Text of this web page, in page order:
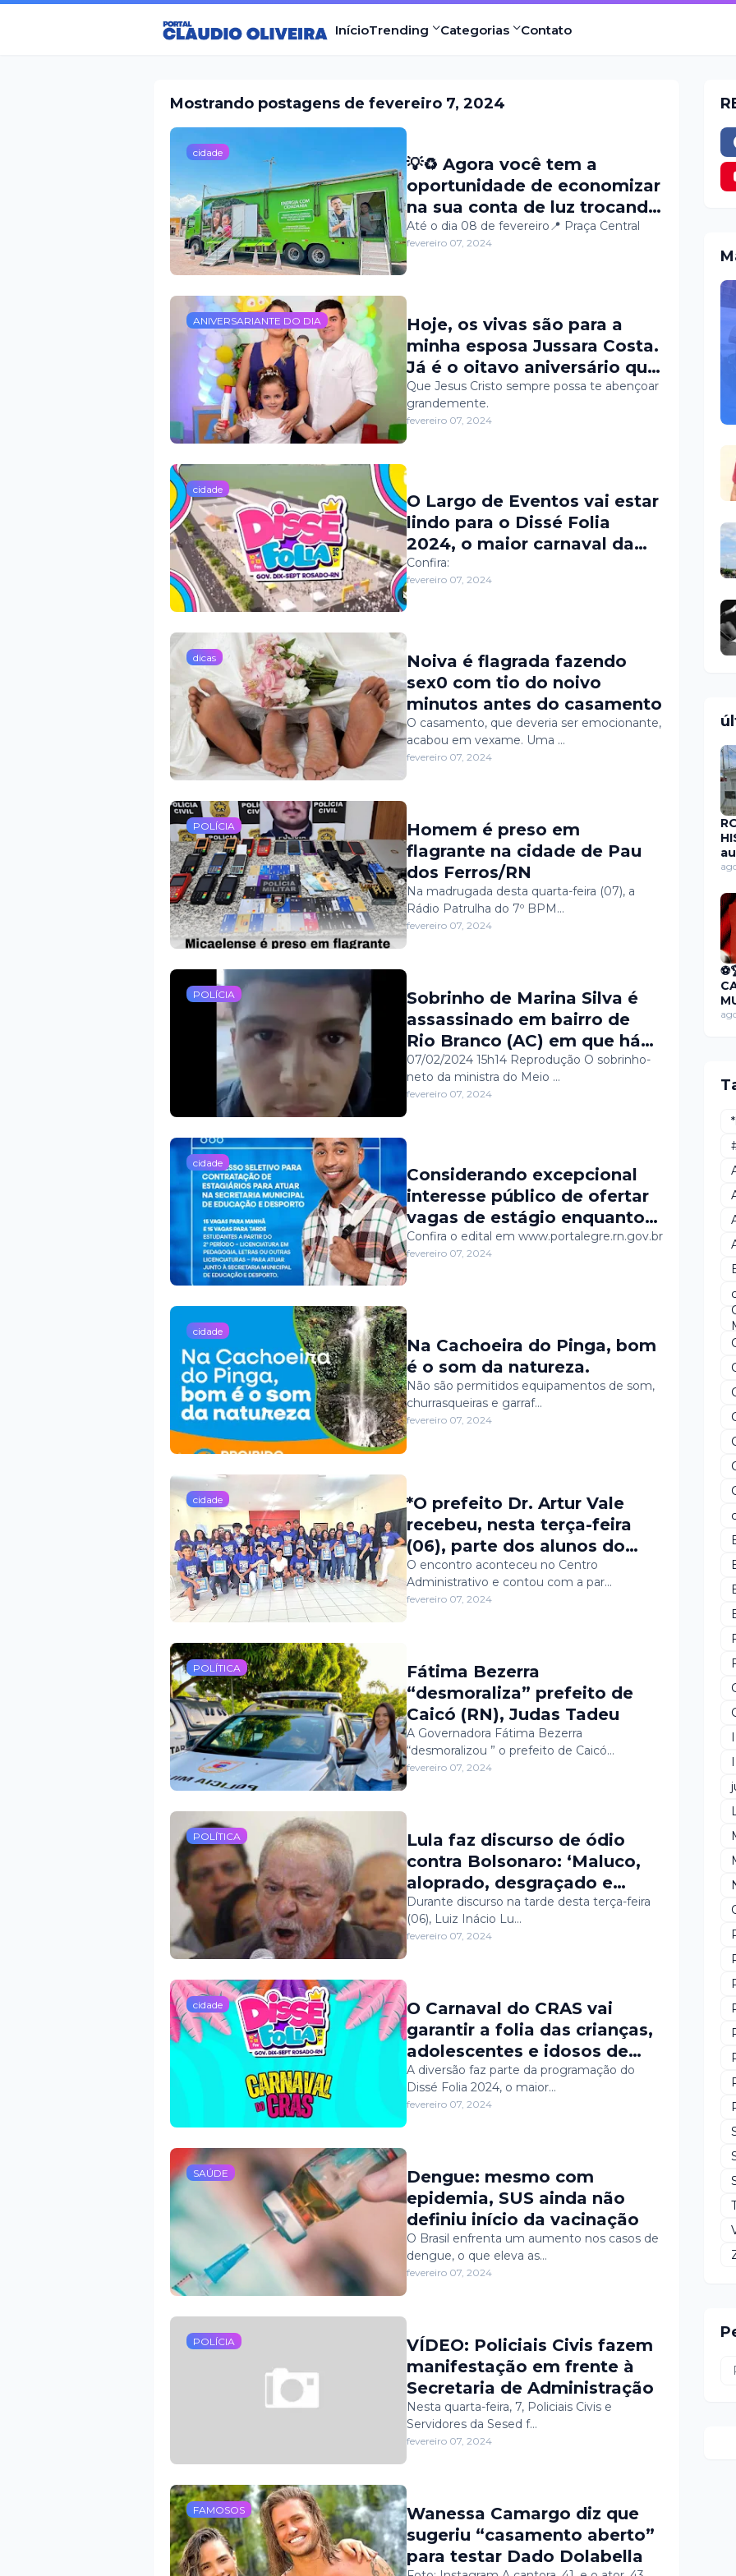
InícioTrending Categorias Contato
Mostrando postagens de fevereiro 7, 2024
cidade
💡♻️ Agora você tem a
oportunidade de economizar
na sua conta de luz trocando
suas lâmpadas antigas por
LEDs. A unidade móvel do
grupo Neoenergia estará
lâmpadas e fornecer as
lâmpadas de LED.
Até o dia 08 de fevereiro📍 Praça Central
fevereiro 07, 2024
ANIVERSARIANTE DO DIA
Hoje, os vivas são para a
minha esposa Jussara Costa.
Já é o oitavo aniversário que
comemoramos juntos. Ela
me deu o presente mais
valioso da minha vida, que é
Elloá”.
Que Jesus Cristo sempre possa te abençoar
grandemente.
fevereiro 07, 2024
cidade
O Largo de Eventos vai estar
lindo para o Dissé Folia
2024, o maior carnaval da
história de Governador Dix-
Sept Rosado. E eu só
contando as horas para
também tá. Assuma!
Confira:
fevereiro 07, 2024
dicas
Noiva é flagrada fazendo
sex0 com tio do noivo
minutos antes do casamento
O casamento, que deveria ser emocionante,
acabou em vexame. Uma …
fevereiro 07, 2024
POLÍCIA
Homem é preso em
flagrante na cidade de Pau
dos Ferros/RN
Na madrugada desta quarta-feira (07), a
Rádio Patrulha do 7º BPM…
fevereiro 07, 2024
POLÍCIA
Sobrinho de Marina Silva é
assassinado em bairro de
Rio Branco (AC) em que há
disputa entre facções
07/02/2024 15h14 Reprodução O sobrinho-
neto da ministra do Meio …
fevereiro 07, 2024
cidade
Considerando excepcional
interesse público de ofertar
vagas de estágio enquanto
um ato educativo escolar
supervisionado,
desenvolvido no ambiente
preparação para o trabalho
produtivo de educandos que
estejam frequentando o
ensino regular em
instituições de educação
superior, a Gestão Municipal
de Portalegre torna público
o Processo Seletivo
Simplificado para a
contratação de estagiários
para atuar na Secretaria
Municipal de Educação e
Desporto
Confira o edital em www.portalegre.rn.gov.br
fevereiro 07, 2024
cidade
Na Cachoeira do Pinga, bom
é o som da natureza.
Não são permitidos equipamentos de som,
churrasqueiras e garraf…
fevereiro 07, 2024
cidade
*O prefeito Dr. Artur Vale
recebeu, nesta terça-feira
(06), parte dos alunos do
Cursinho Preparatório para o
IFRN que foram aprovados
no Exame de Seleção 2024.
O encontro aconteceu no Centro
Administrativo e contou com a par…
fevereiro 07, 2024
POLÍTICA
Fátima Bezerra
“desmoraliza” prefeito de
Caicó (RN), Judas Tadeu
A Governadora Fátima Bezerra
“desmoralizou ” o prefeito de Caicó…
fevereiro 07, 2024
POLÍTICA
Lula faz discurso de ódio
contra Bolsonaro: ‘Maluco,
aloprado, desgraçado e
ignorante’
Durante discurso na tarde desta terça-feira
(06), Luiz Inácio Lu…
fevereiro 07, 2024
cidade
O Carnaval do CRAS vai
garantir a folia das crianças,
adolescentes e idosos de
Governador Dix-Sept Rosado
nesta quarta-feira (07) e
quinta-feira (08) no Gov Dix-
A diversão faz parte da programação do
Dissé Folia 2024, o maior…
fevereiro 07, 2024
SAÚDE
Dengue: mesmo com
epidemia, SUS ainda não
definiu início da vacinação
O Brasil enfrenta um aumento nos casos de
dengue, o que eleva as…
fevereiro 07, 2024
POLÍCIA
VÍDEO: Policiais Civis fazem
manifestação em frente à
Secretaria de Administração
Nesta quarta-feira, 7, Policiais Civis e
Servidores da Sesed f…
fevereiro 07, 2024
FAMOSOS
Wanessa Camargo diz que
sugeriu “casamento aberto”
para testar Dado Dolabella
RN